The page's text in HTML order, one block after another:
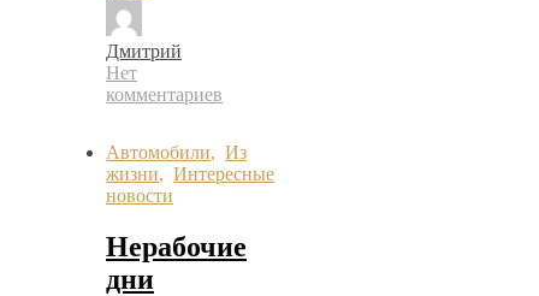
Дмитрий
Нет
комментариев
Автомобили, Из
жизни, Интересные
новости
Нерабочие
дни